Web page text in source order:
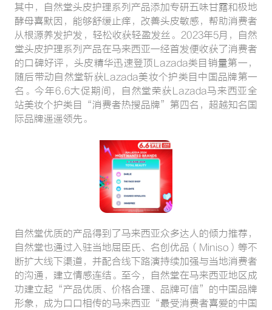
其中，自然堂头皮护理系列产品添加专研五味甘露和极地
酵母喜默因，能够舒缓止痒，改善头皮敏感，帮助消费者
从根源养发护发，轻松收获轻盈发丝。2023年5月，自然
堂头皮护理系列产品在马来西亚一经首发便收获了消费者
的口碑好评，头皮精华迅速登顶Lazada类目销量第一，
随后带动自然堂斩获Lazada美妆个护类目中国品牌第一
名。今年6.6大促期间，自然堂荣获Lazada马来西亚全
站美妆个护类目“消费者热搜品牌”第四名，超越知名国
际品牌遥遥领先。
自然堂优质的产品得到了马来西亚众多达人的倾力推荐，
自然堂也通过入驻当地屈臣氏、名创优品（Miniso）等不
断扩大线下渠道，并配合线下路演持续加强与当地消费者
的沟通，建立情感连结。至今，自然堂在马来西亚地区成
功建立起“产品优质、价格合理、品牌可信”的中国品牌
形象，成为口口相传的马来西亚“最受消费者喜爱的中国